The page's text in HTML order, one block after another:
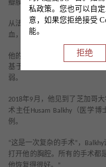
瓣膜。
从法国回来后不久，Mowers得
血，导致他的肺部充血，并引
他的医生认为他太虚弱，无法
基于导管的方式来阻止渗漏
弱。
2018年9 月，他见到了芝加哥
术主任 Husam Balkhy（医学博
例。
“这是一次复杂的手术” ， Balkhy
打开他的胸腔。所有的手术都
他恢复得很好。
”
私政策。您也可以自
意，如果您拒绝接受
能。
拒绝